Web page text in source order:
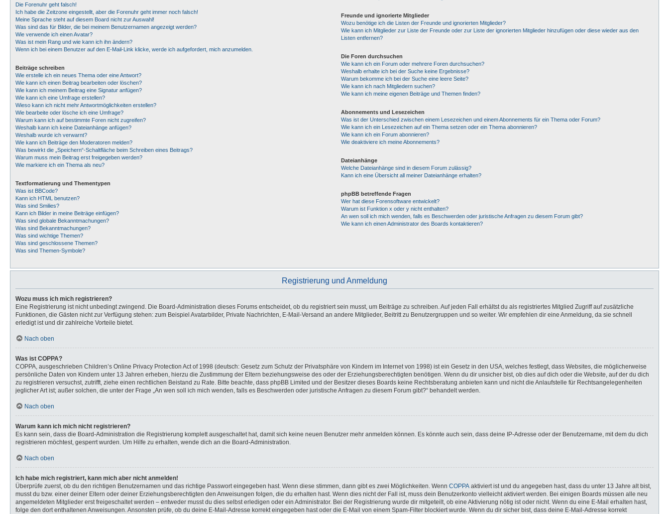
Die Forenuhr geht falsch!
Ich habe die Zeitzone eingestellt, aber die Forenuhr geht immer noch falsch!
Meine Sprache steht auf diesem Board nicht zur Auswahl!
Was sind das für Bilder, die bei meinem Benutzernamen angezeigt werden?
Wie verwende ich einen Avatar?
Was ist mein Rang und wie kann ich ihn ändern?
Wenn ich bei einem Benutzer auf den E-Mail-Link klicke, werde ich aufgefordert, mich anzumelden.
Beiträge schreiben
Wie erstelle ich ein neues Thema oder eine Antwort?
Wie kann ich einen Beitrag bearbeiten oder löschen?
Wie kann ich meinem Beitrag eine Signatur anfügen?
Wie kann ich eine Umfrage erstellen?
Wieso kann ich nicht mehr Antwortmöglichkeiten erstellen?
Wie bearbeite oder lösche ich eine Umfrage?
Warum kann ich auf bestimmte Foren nicht zugreifen?
Weshalb kann ich keine Dateianhänge anfügen?
Weshalb wurde ich verwarnt?
Wie kann ich Beiträge den Moderatoren melden?
Was bewirkt die „Speichern“-Schaltfläche beim Schreiben eines Beitrags?
Warum muss mein Beitrag erst freigegeben werden?
Wie markiere ich ein Thema als neu?
Textformatierung und Thementypen
Was ist BBCode?
Kann ich HTML benutzen?
Was sind Smilies?
Kann ich Bilder in meine Beiträge einfügen?
Was sind globale Bekanntmachungen?
Was sind Bekanntmachungen?
Was sind wichtige Themen?
Was sind geschlossene Themen?
Was sind Themen-Symbole?
Freunde und ignorierte Mitglieder
Wozu benötige ich die Listen der Freunde und ignorierten Mitglieder?
Wie kann ich Mitglieder zur Liste der Freunde oder zur Liste der ignorierten Mitglieder hinzufügen oder diese wieder aus den
Listen entfernen?
Die Foren durchsuchen
Wie kann ich ein Forum oder mehrere Foren durchsuchen?
Weshalb erhalte ich bei der Suche keine Ergebnisse?
Warum bekomme ich bei der Suche eine leere Seite?
Wie kann ich nach Mitgliedern suchen?
Wie kann ich meine eigenen Beiträge und Themen finden?
Abonnements und Lesezeichen
Was ist der Unterschied zwischen einem Lesezeichen und einem Abonnements für ein Thema oder Forum?
Wie kann ich ein Lesezeichen auf ein Thema setzen oder ein Thema abonnieren?
Wie kann ich ein Forum abonnieren?
Wie deaktiviere ich meine Abonnements?
Dateianhänge
Welche Dateianhänge sind in diesem Forum zulässig?
Kann ich eine Übersicht all meiner Dateianhänge erhalten?
phpBB betreffende Fragen
Wer hat diese Forensoftware entwickelt?
Warum ist Funktion x oder y nicht enthalten?
An wen soll ich mich wenden, falls es Beschwerden oder juristische Anfragen zu diesem Forum gibt?
Wie kann ich einen Administrator des Boards kontaktieren?
Registrierung und Anmeldung
Wozu muss ich mich registrieren?
Eine Registrierung ist nicht unbedingt zwingend. Die Board-Administration dieses Forums entscheidet, ob du registriert sein musst, um Beiträge zu schreiben. Auf jeden Fall erhältst du als registriertes Mitglied Zugriff auf zusätzliche
Funktionen, die Gästen nicht zur Verfügung stehen: zum Beispiel Avatarbilder, Private Nachrichten, E-Mail-Versand an andere Mitglieder, Beitritt zu Benutzergruppen und so weiter. Wir empfehlen dir eine Anmeldung, da sie schnell
erledigt ist und dir zahlreiche Vorteile bietet.
Nach oben
Was ist COPPA?
COPPA, ausgeschrieben Children’s Online Privacy Protection Act of 1998 (deutsch: Gesetz zum Schutz der Privatsphäre von Kindern im Internet von 1998) ist ein Gesetz in den USA, welches festlegt, dass Websites, die möglicherweise
persönliche Daten von Kindern unter 13 Jahren erheben, hierzu die Zustimmung der Eltern beziehungsweise des oder der Erziehungsberechtigten benötigen. Wenn du dir unsicher bist, ob dies auf dich oder die Website, auf der du dich
zu registrieren versuchst, zutrifft, ziehe einen rechtlichen Beistand zu Rate. Bitte beachte, dass phpBB Limited und der Besitzer dieses Boards keine Rechtsberatung anbieten kann und nicht die Anlaufstelle für Rechtsangelegenheiten
jeglicher Art ist; außer solchen, die unter der Frage „An wen soll ich mich wenden, falls es Beschwerden oder juristische Anfragen zu diesem Forum gibt?“ behandelt werden.
Nach oben
Warum kann ich mich nicht registrieren?
Es kann sein, dass die Board-Administration die Registrierung komplett ausgeschaltet hat, damit sich keine neuen Benutzer mehr anmelden können. Es könnte auch sein, dass deine IP-Adresse oder der Benutzername, mit dem du dich
registrieren möchtest, gesperrt wurden. Um Hilfe zu erhalten, wende dich an die Board-Administration.
Nach oben
Ich habe mich registriert, kann mich aber nicht anmelden!
Überprüfe zuerst, ob du den richtigen Benutzernamen und das richtige Passwort eingegeben hast. Wenn diese stimmen, dann gibt es zwei Möglichkeiten. Wenn COPPA aktiviert ist und du angegeben hast, dass du unter 13 Jahre alt bist,
musst du bzw. einer deiner Eltern oder deiner Erziehungsberechtigten den Anweisungen folgen, die du erhalten hast. Wenn dies nicht der Fall ist, muss dein Benutzerkonto vielleicht aktiviert werden. Bei einigen Boards müssen alle neu
angemeldeten Mitglieder erst freigeschaltet werden – entweder musst du dies selbst erledigen oder ein Administrator. Bei der Registrierung wurde dir mitgeteilt, ob eine Aktivierung nötig ist oder nicht. Wenn du eine E-Mail erhalten hast,
folge den dort enthaltenen Anweisungen. Ansonsten prüfe, ob du deine E-Mail-Adresse korrekt eingegeben hast oder die E-Mail von einem Spam-Filter blockiert wurde. Wenn du dir sicher bist, dass deine E-Mail-Adresse korrekt